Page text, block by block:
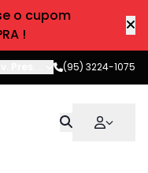
o cupom
!
Av. Pres. Castelo Branco,Boa
(95) 3224-1075